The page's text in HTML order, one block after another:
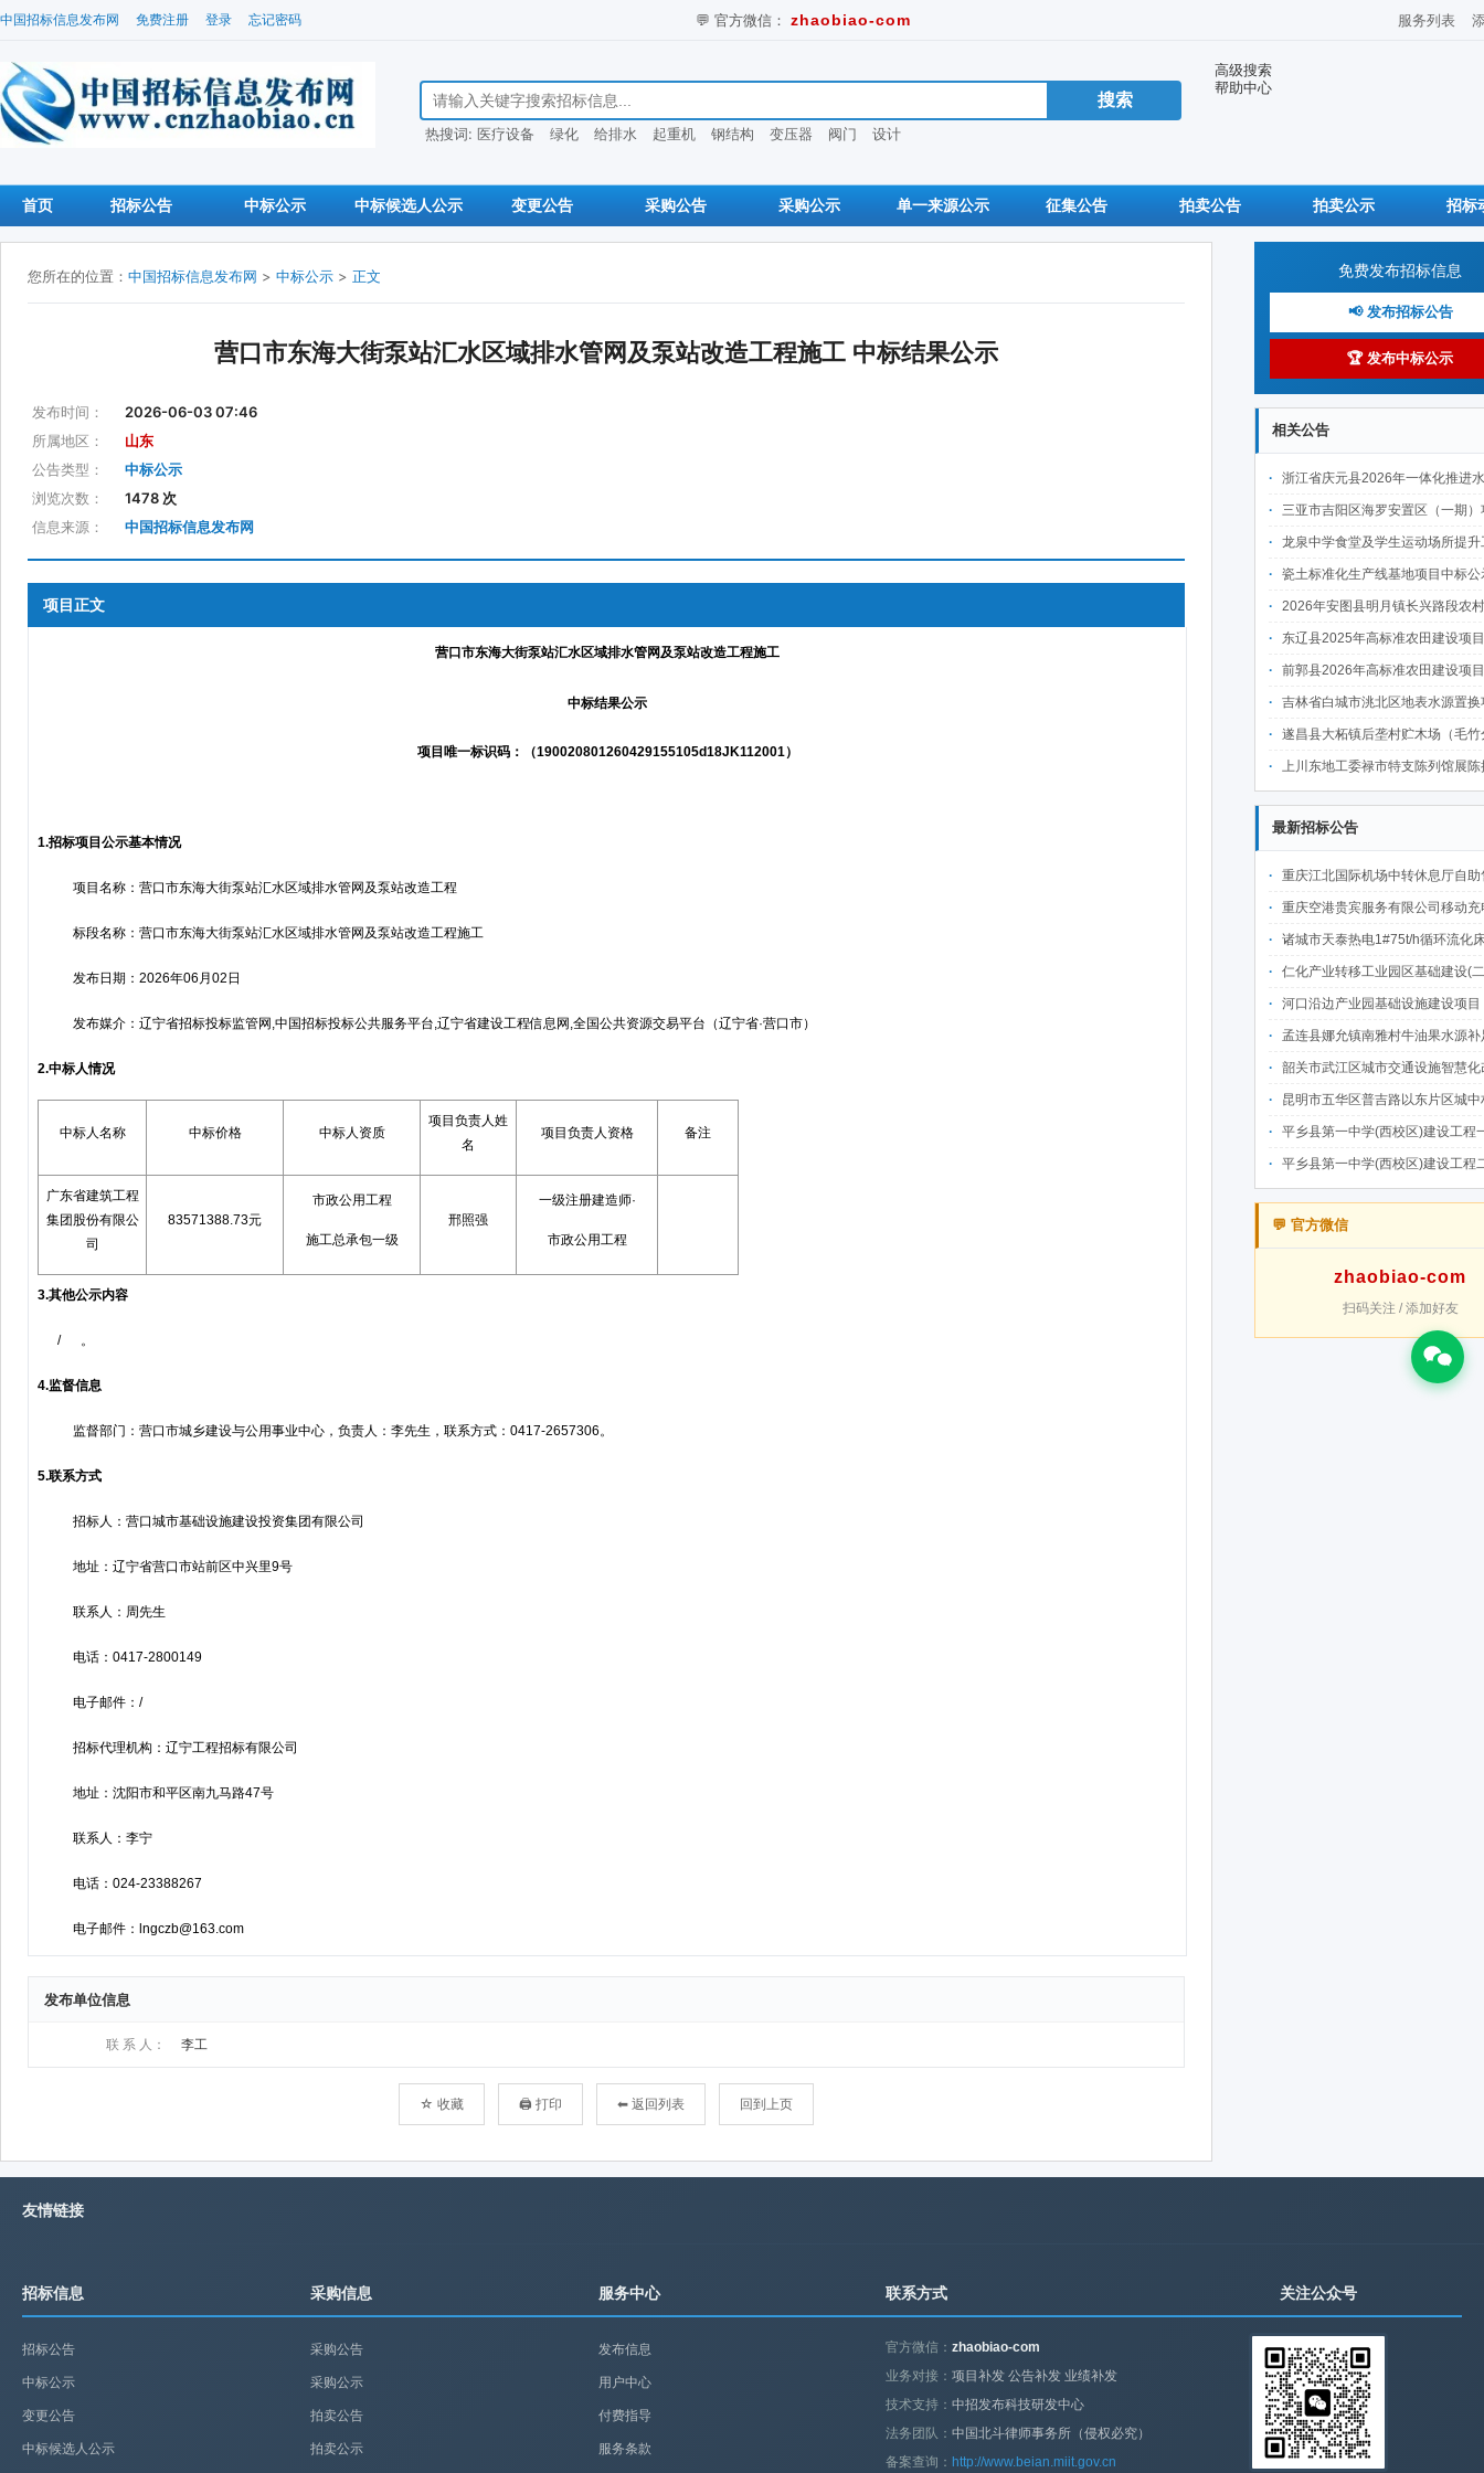
中国招标信息发布网 免费注册 登录 忘记密码 💬 官方微信： zhaobiao-com 服务列表
搜索招标信息
热搜词: 医疗设备 绿化 给排水 起重机 钢结构 变压器 阀门 设计
高级搜索
帮助中心
首页 招标公告 中标公示 中标候选人公示 变更公告 采购公告 采购公示 单一来源公示 征集公告 拍卖公告 拍卖公示 招标
您所在的位置： 中国招标信息发布网 > 中标公示 > 正文
营口市东海大街泵站汇水区域排水管网及泵站改造工程施工 中标结果公示
发布时间：
2026-06-03 07:46
所属地区：
山东
公告类型：
中标公示
浏览次数：
1478 次
信息来源：
中国招标信息发布网
项目正文
发布单位信息
联 系 人： 李工
☆ 收藏 🖨 打印 ⬅ 返回列表 回到上页
免费发布招标信息
📢 发布招标公告
🏆 发布中标公示
相关公告
浙江省庆元县2026年一体化推进水土保持工程建设项目(Ⅱ标段
三亚市吉阳区海罗安置区（一期）项目前期物业管理服务
龙泉中学食堂及学生运动场所提升工程中
瓷土标准化生产线基地项目中标公
2026年安图县明月镇长兴路段农村公路建设项目
东辽县2025年高标准农田建设项目(第二批)(新建3万亩、改造提升6万亩 )施肥
前郭县2026年高标准农田建设项目七标段中
吉林省白城市洮北区地表水源置换项目可行性研究报告、勘察设计
遂昌县大柘镇后垄村贮木场（毛竹分解点）中
上川东地工委禄市特支陈列馆展陈提升项目施工标段
最新招标公告
重庆江北国际机场中转休息厅自助售卖机点位公开招
重庆空港贵宾服务有限公司移动充电宝点位资源公开
诸城市天泰热电1#75t/h循环流化床锅炉及配套设施升级改造项目（设计施工一体
仁化产业转移工业园区基础建设(二期)一韶关仁化产业园区工业二路道路及桥梁(西侧扩园段)建设
河口沿边产业园基础设施建设项目（二期）设计施工总承包（EPC）(三次
孟连县娜允镇南雅村牛油果水源补足提质增效建设项目
韶关市武江区城市交通设施智慧化改造提升项目-基础建设工程（一期）A标段施
昆明市五华区普吉路以东片区城中村改造项目（一期）A7、A-4-2地块安置房项目供配电设计施工一体化
平乡县第一中学(西校区)建设工程一标段施工
平乡县第一中学(西校区)建设工程二标段施工
💬 官方微信
zhaobiao-com
扫码关注 / 添加好友
友情链接
招标信息
招标公告
中标公示
变更公告
中标候选人公示
采购信息
采购公告
采购公示
拍卖公告
拍卖公示
服务中心
发布信息
用户中心
付费指导
服务条款
联系方式
官方微信：zhaobiao-com
业务对接：项目补发 公告补发 业绩补发
技术支持：中招发布科技研发中心
法务团队：中国北斗律师事务所（侵权必究）
备案查询： http://www.beian.miit.gov.cn
关注公众号